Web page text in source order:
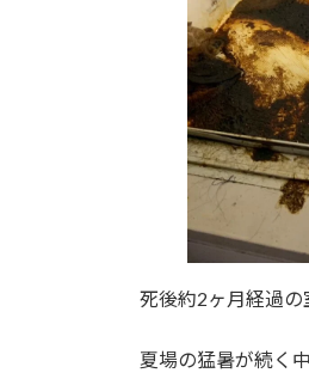
死後約2ヶ月経過の
夏場の猛暑が続く